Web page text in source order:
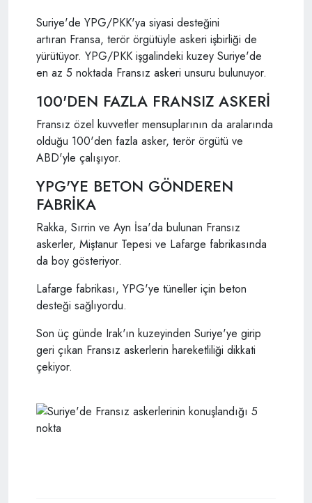
Suriye'de YPG/PKK'ya siyasi desteğini
artıran Fransa, terör örgütüyle askeri işbirliği de
yürütüyor. YPG/PKK işgalindeki kuzey Suriye'de
en az 5 noktada Fransız askeri unsuru bulunuyor.
100'DEN FAZLA FRANSIZ ASKERİ
Fransız özel kuvvetler mensuplarının da aralarında
olduğu 100'den fazla asker, terör örgütü ve
ABD'yle çalışıyor.
YPG'YE BETON GÖNDEREN
FABRİKA
Rakka, Sırrin ve Ayn İsa'da bulunan Fransız
askerler, Miştanur Tepesi ve Lafarge fabrikasında
da boy gösteriyor.
Lafarge fabrikası, YPG'ye tüneller için beton
desteği sağlıyordu.
Son üç günde Irak'ın kuzeyinden Suriye'ye girip
geri çıkan Fransız askerlerin hareketliliği dikkati
çekiyor.